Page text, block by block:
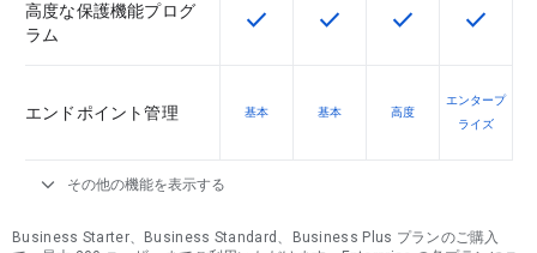
高度な保護機能プログ
ラム
この機能は該当の SKU で利用で
check この機能は該当の SKU
check この機能は該当
check この機
check
エンドポイント管理 基本 基本 高度
エンタープ
ライズ
expand_more その他の機能を表示する
Business Starter、Business Standard、Business Plus プランのご購入